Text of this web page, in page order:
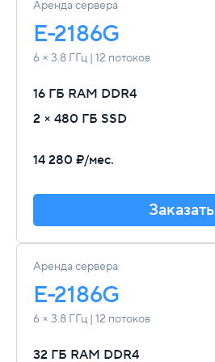
Аренда сервера
E-2186G
6 × 3.8 ГГц | 12 потоков
16 ГБ RAM DDR4
2 × 480 ГБ SSD
14 280 ₽/мес.
Заказать
Аренда сервера
E-2186G
6 × 3.8 ГГц | 12 потоков
32 ГБ RAM DDR4